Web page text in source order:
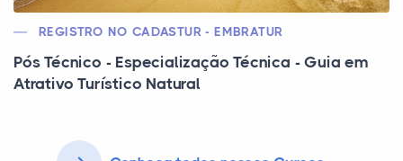
REGISTRO NO CADASTUR - EMBRATUR
Pós Técnico - Especialização Técnica - Guia em
Atrativo Turístico Natural